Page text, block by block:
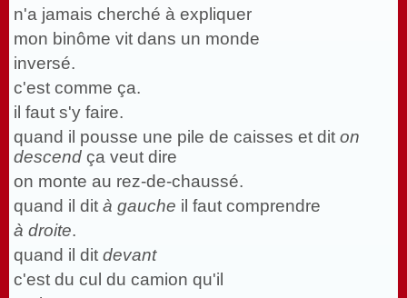
n'a jamais cherché à expliquer
mon binôme vit dans un monde
inversé.
c'est comme ça.
il faut s'y faire.
quand il pousse une pile de caisses et dit on
descend ça veut dire
on monte au rez-de-chaussé.
quand il dit à gauche il faut comprendre
à droite.
quand il dit devant
c'est du cul du camion qu'il